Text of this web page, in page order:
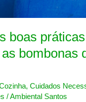
boas
bombonas
,Cuidados
/Ambiental Santos